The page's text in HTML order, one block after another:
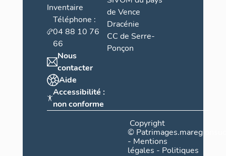
Inventaire
Téléphone :
04 88 10 76
66
Nous
contacter
Aide
Accessibilité :
non conforme
de Vence
Dracénie
CC de Serre-
Ponçon
Copyright
©
- Mentions
légales - Politiques